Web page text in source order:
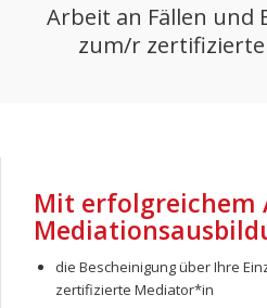
Arbeit an Fällen und
zum/r
Mit erfolgreichem
die Bescheinigung über Ihre
zertifizierte Mediator*in